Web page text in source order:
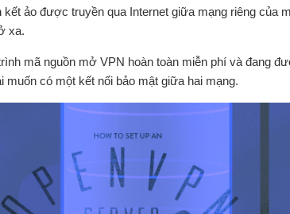
kết ảo được truyền qua Internet giữa mạng riêng của
xa.
mã nguồn mở VPN hoàn toàn miễn phí và đang
muốn có một kết nối bảo mật giữa hai mạng.